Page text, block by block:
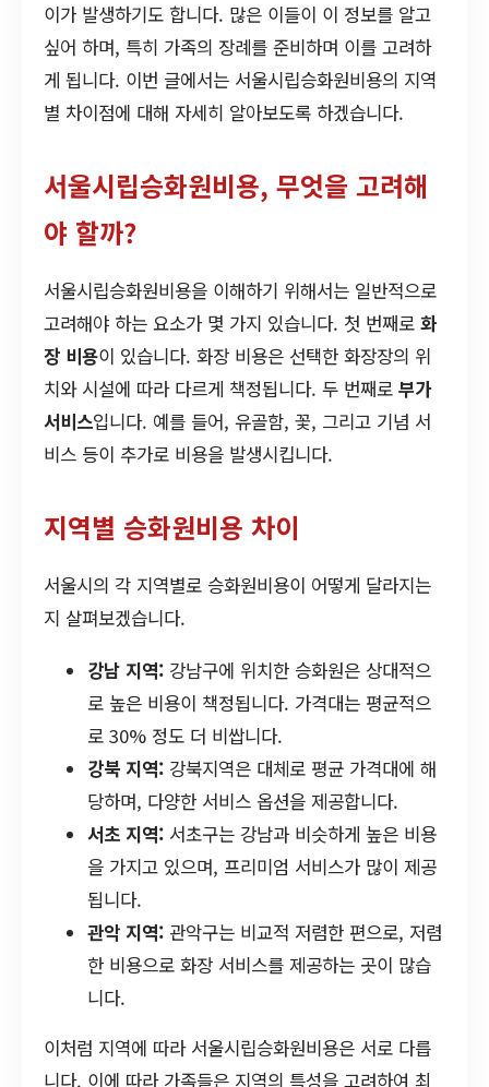
이가 발생하기도 합니다. 많은 이들이 이 정보를 알고
싶어 하며, 특히 가족의 장례를 준비하며 이를 고려하
게 됩니다. 이번 글에서는 서울시립승화원비용의 지역
별 차이점에 대해 자세히 알아보도록 하겠습니다.
서울시립승화원비용, 무엇을 고려해
야 할까?
서울시립승화원비용을 이해하기 위해서는 일반적으로
고려해야 하는 요소가 몇 가지 있습니다. 첫 번째로 화
장 비용이 있습니다. 화장 비용은 선택한 화장장의 위
치와 시설에 따라 다르게 책정됩니다. 두 번째로 부가
서비스입니다. 예를 들어, 유골함, 꽃, 그리고 기념 서
비스 등이 추가로 비용을 발생시킵니다.
지역별 승화원비용 차이
서울시의 각 지역별로 승화원비용이 어떻게 달라지는
지 살펴보겠습니다.
강남 지역: 강남구에 위치한 승화원은 상대적으
로 높은 비용이 책정됩니다. 가격대는 평균적으
로 30% 정도 더 비쌉니다.
강북 지역: 강북지역은 대체로 평균 가격대에 해
당하며, 다양한 서비스 옵션을 제공합니다.
서초 지역: 서초구는 강남과 비슷하게 높은 비용
을 가지고 있으며, 프리미엄 서비스가 많이 제공
됩니다.
관악 지역: 관악구는 비교적 저렴한 편으로, 저렴
한 비용으로 화장 서비스를 제공하는 곳이 많습
니다.
이처럼 지역에 따라 서울시립승화원비용은 서로 다릅
니다. 이에 따라 가족들은 지역의 특성을 고려하여 최